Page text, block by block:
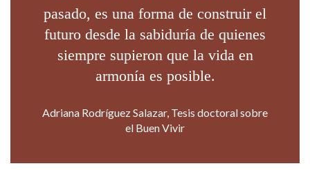
pasado, es una forma de construir el
futuro desde la sabiduría de quienes
siempre supieron que la vida en
armonía es posible.
Adriana Rodríguez Salazar, Tesis doctoral sobre
el Buen Vivir